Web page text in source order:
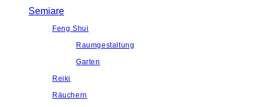
Semiare
Feng Shui
Raumgestaltung
Garten
Reiki
Räuchern